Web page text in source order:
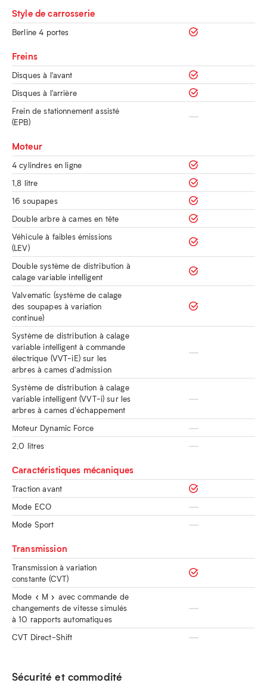
Style de carrosserie
Berline 4 portes
Freins
Disques à l'avant
Disques à l'arrière
Frein de stationnement assisté
(EPB)
Moteur
4 cylindres en ligne
1,8 litre
16 soupapes
Double arbre à cames en tête
Véhicule à faibles émissions
(LEV)
Double système de distribution à
calage variable intelligent
Valvematic (système de calage
des soupapes à variation
continue)
Système de distribution à calage
variable intelligent à commande
électrique (VVT-iE) sur les
arbres à cames d'admission
Système de distribution à calage
variable intelligent (VVT-i) sur les
arbres à cames d'échappement
Moteur Dynamic Force
2,0 litres
Caractéristiques mécaniques
Traction avant
Mode ECO
Mode Sport
Transmission
Transmission à variation
constante (CVT)
Mode « M » avec commande de
changements de vitesse simulés
à 10 rapports automatiques
CVT Direct-Shift
Sécurité et commodité